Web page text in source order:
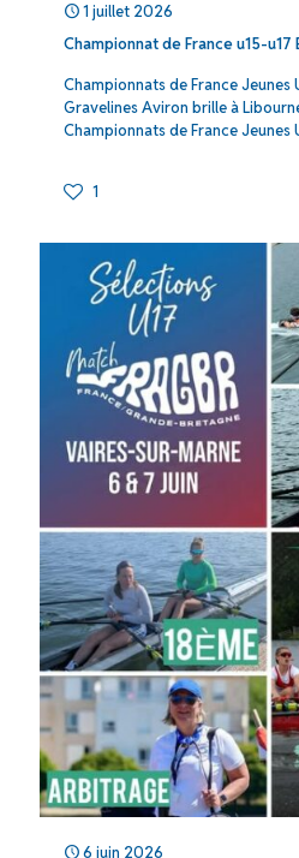
1 juillet 2026
Championnat de France u15-u17
Championnats de France Jeunes
Gravelines Aviron brille à
Championnats de France Jeunes
1
6 juin 2026